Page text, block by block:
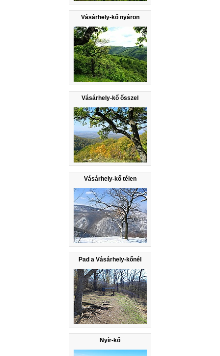
Vásárhely-kő nyáron
Vásárhely-kő ősszel
Vásárhely-kő télen
Pad a Vásárhely-kőnél
Nyír-kő